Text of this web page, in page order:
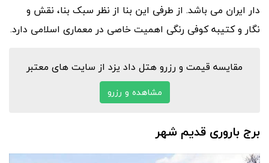
دار ایران می باشد. از طرفی این بنا از نظر سبک بنا، نقش و
نگار و کتیبه کوفی رنگی اهمیت خاصی در معماری اسلامی دارد.
مقایسه قیمت و رزرو هتل داد یزد از سایت های معتبر
مشاهده و رزرو
برج باروری قدیم شهر